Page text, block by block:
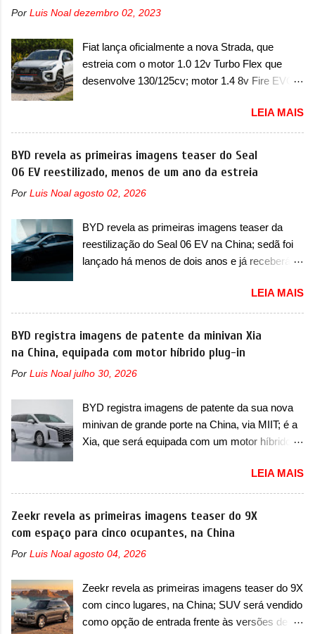
arrancando corações em nosso mercado. Os
vendas em 1994 foram o Renault R19 que
vinha em 3 versões de carroceria, sendo duas
do hatch e o sedan, a famosa Kia Besta, o Vol...
unidades afetadas precisam retornar a uma
dois problemas. O primeiro deles será uma
atualização do software do módulo de controle
da bateria (AHCP e HCP). Para alguns veículos
verificação e, se necessário, a substituição do
motor do ventilador HVAC (aquecimento,
ventilação e ar-condicionado). A marca também
confirmou que “foi identificada a possibilidade de
uma sobrecarga do microprocessador do
poderá causar a perda de força motriz,
requerendo a atualização do software do
modulo de...
Por Luis Noal dezembro 02, 2023
Fiat lança oficialmente a nova Strada, que
estreia com o motor 1.0 12v Turbo Flex que
desenvolve 130/125cv; motor 1.4 8v Fire EVO
oficialmente a nova Strada, que aparece com
mudanças visuais e com uma nova opção de
motor. Depois da picape compacta receber o
câmbio automático CVT no ano passado, a Fiat
motor 1.0 12v Turbo Flex, conhecido como
Strada soube ser mutável com avanços
importantes que a concorrência nunca
conseguiu acompanhar e agora ela abre uma
T200, que estreou nos irmãos Pulse e
Fastback. "A Fiat Strada é mais do que uma
picape, é uma verdadeira revolução no
mercado automotivo. Há alguns anos era
improvável pensar que uma picape chagaria ao
Strada fez. Mais do que isso: ela é a prova viva
que time que está ganhando se mexe sim. Ao
longo da sua história, ela...
LEIA MAIS
BYD revela as primeiras imagens teaser do Seal
06 EV reestilizado, menos de um ano da estreia
Por Luis Noal agosto 02, 2026
BYD revela as primeiras imagens teaser da
reestilização do Seal 06 EV na China; sedã foi
lançado há menos de dois anos e já receberá a
primeiras imagens teaser de uma mudança
visual para um dos seus menores sedãs
elétricos na China, pertencente à linha Ocean.
Trata-se do Seal 06 EV, lançado no segundo
semestre de 2025. Sim, há menos de um ano.
O modelo agora passará a ser vendido com
que vão atualizá-los para a identidade visual
mais moderna da marca, mas ainda sem
motivos para que essa mudança já seja tão
nada os primeiros consumidores). Pelas
imagens teaser, se percebe que o sedã contará
com um novo para-choque na dianteira. Ele
passa a trazer um vinco horizontal mais
destacado que atravessa toda a dianteira do
faróis. Ele ainda possui um espaço para a placa
novo abaixo do vinco e uma nova entrada de ar
LEIA MAIS
BYD registra imagens de patente da minivan Xia
na China, equipada com motor híbrido plug-in
Por Luis Noal julho 30, 2026
BYD registra imagens de patente da sua nova
minivan de grande porte na China, via MIIT; é a
Xia, que será equipada com um motor híbrido
de patente de uma nova minivan, na China.
Registradas no Ministério da Indústria e
Tecnologia da Informação, o MIIT, a BYD Xia é
uma nova minivan que a marca chinesa
apresentará aos consumidores chineses para
além da minivan conhecida como Song Max.
(PHEV), a nova minivan vai colocar a marca
para concorrer com uma série de outras
minivans de porte similar, visto que por lá o
LEIA MAIS
Zeekr revela as primeiras imagens teaser do 9X
com espaço para cinco ocupantes, na China
Por Luis Noal agosto 04, 2026
Zeekr revela as primeiras imagens teaser do 9X
com cinco lugares, na China; SUV será vendido
como opção de entrada frente às versões de